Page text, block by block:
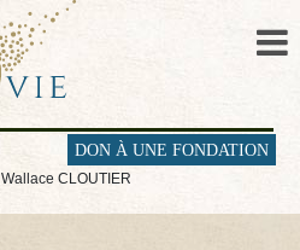
DON À UNE FONDATION
Wallace CLOUTIER